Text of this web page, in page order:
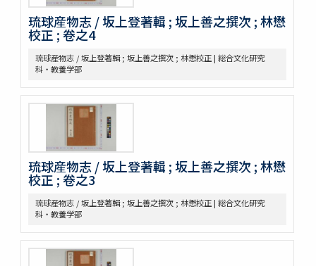
重刊巣氏諸病源候緫論 50巻 (存45巻)
遠西醫方名物考 36巻補遺9巻
延喜式 50巻
資源科学研究所旧蔵本草書コレクション（国文研デジタル化分）
神農本草経
坿本草綱目拾遺10巻坿本草萬方鍼線8巻 / (明) 李時珍撰輯 ; (清) 呉毓
本草求眞 12巻序目圖1巻 / (清) 黄宮繍纂呈 ; (清) 黄宮黻校訂 ; (清)
黄學昌 [ほか] 校字
本草和名索引
本草從新 18巻總義1巻 / (清) 呉儀洛 [撰]
袖珍鑑本草綱目 / [前田利保著]
三物考
大成真寫譜
琉球産物志 / 坂上登著輯 ; 坂上善之撰次 ; 林懋
校正 ; 卷之4
琉球産物志 / 坂上登著輯 ; 坂上善之撰次 ; 林懋校正 | 総合文化研究
科・教養学部
琉球産物志 / 坂上登著輯 ; 坂上善之撰次 ; 林懋
校正 ; 卷之3
琉球産物志 / 坂上登著輯 ; 坂上善之撰次 ; 林懋校正 | 総合文化研究
科・教養学部